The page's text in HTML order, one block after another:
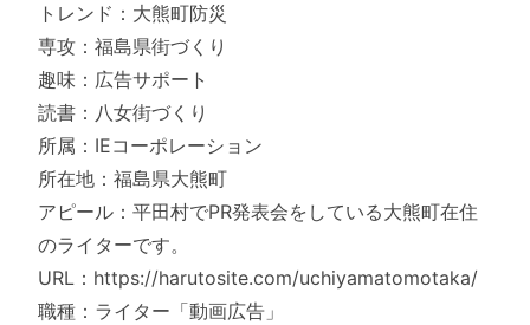
トレンド：大熊町防災
専攻：福島県街づくり
趣味：広告サポート
読書：八女街づくり
所属：IEコーポレーション
所在地：福島県大熊町
アピール：平田村でPR発表会をしている大熊町在住
のライターです。
URL：https://harutosite.com/uchiyamatomotaka/
職種：ライター「動画広告」